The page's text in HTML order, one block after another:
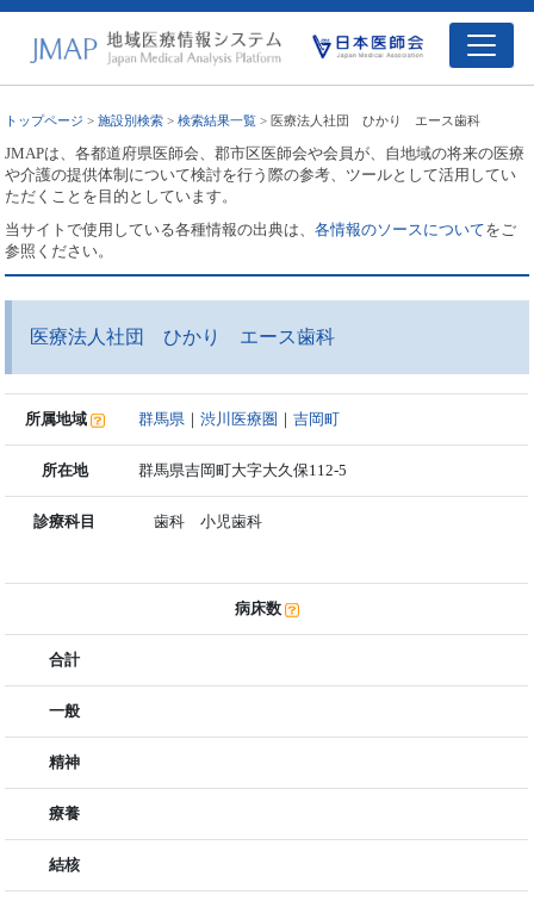
トップページ >施設別検索 >検索結果一覧 > 医療法人社団 ひかり エース歯科
JMAPは、各都道府県医師会、郡市区医師会や会員が、自地域の将来の医療
や介護の提供体制について検討を行う際の参考、ツールとして活用してい
ただくことを目的としています。
当サイトで使用している各種情報の出典は、各情報のソースについてをご
参照ください。
医療法人社団 ひかり エース歯科
所属地域 群馬県 ｜渋川医療圏 ｜吉岡町
所在地 群馬県吉岡町大字大久保112-5
診療科目 歯科 小児歯科
病床数
合計
一般
精神
療養
結核